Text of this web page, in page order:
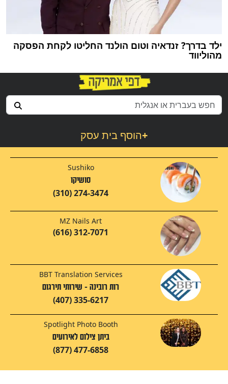
ילד בדרך? זנדאיה וטום הולנד החליטו לקחת הפסקה
מהוליווד
הוסף בית עסק+
Sushiko
סושיקו
(310) 274-3474
MZ Nails Art
(616) 312-7071
BBT Translation Services
רות רובינה - שירותי תירגום
(407) 335-6217
Spotlight Photo Booth
ביתן צילום לאירועים
(877) 477-6858